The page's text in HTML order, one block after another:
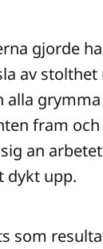
gjorde
av
alla
fram
an
dykt upp.
som